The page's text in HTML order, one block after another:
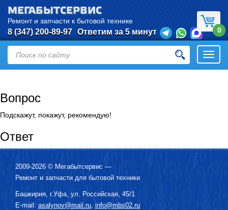
МЕГАБЫТСЕРВИС
Ремонт и запчасти к бытовой технике
8 (347) 200-89-97 Ответим за 5 минут 0
Вопрос
Подскажут, покажут, рекомендую!
Ответ
2009-2026 © Мегабытсервис —
Ремонт и запчасти для бытовой техники
Башкирия, г.Уфа, ул. Российская, 45/1
E-mail: asalynov@mail.ru, info@mbs02.ru